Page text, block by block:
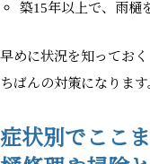
築15年以上で、雨樋
早めに状況を知ってお
ちばんの対策になります
症状別でここ